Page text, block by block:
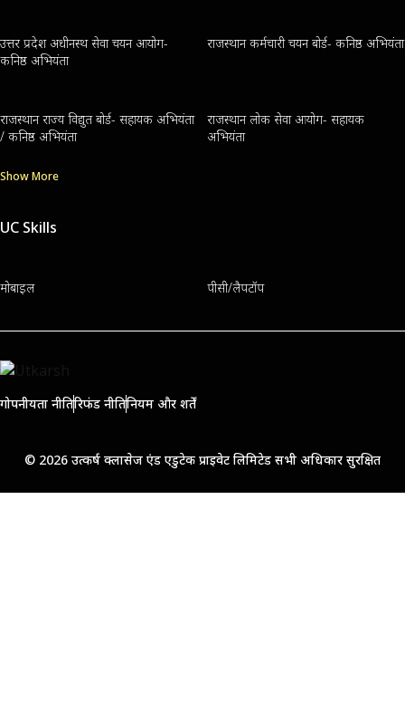
उत्तर प्रदेश अधीनस्थ सेवा चयन आयोग-
कनिष्ठ अभियंता
राजस्थान कर्मचारी चयन बोर्ड- कनिष्ठ अभियंता
राजस्थान राज्य विद्युत बोर्ड- सहायक अभियंता
/ कनिष्ठ अभियंता
राजस्थान लोक सेवा आयोग- सहायक
अभियंता
Show More
UC Skills
मोबाइल पीसी/लैपटॉप
गोपनीयता नीतिरिफंड नीतिनियम और शर्तें
© 2026 उत्कर्ष क्लासेज एंड एडुटेक प्राइवेट लिमिटेड सभी अधिकार सुरक्षित